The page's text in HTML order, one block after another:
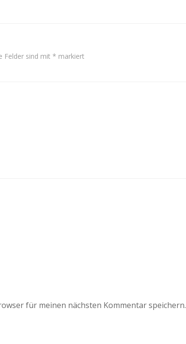
Felder sind mit * markiert
für meinen nächsten Kommentar speichern.